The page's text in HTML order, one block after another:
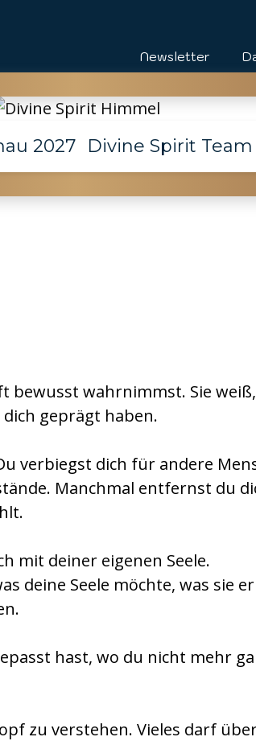
Newsletter
2027 Divine Spirit Team
bewusst wahrnimmst. Sie
geprägt haben.
verbiegst dich für andere
Manchmal entfernst du
mit deiner eigenen Seele.
deine Seele möchte, was sie
hast, wo du nicht mehr
zu verstehen. Vieles darf